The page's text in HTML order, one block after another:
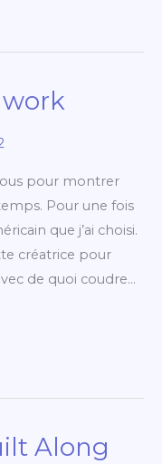
pour montrer
Pour une fois
que j’ai choisi.
créatrice pour
de quoi coudre…
Along